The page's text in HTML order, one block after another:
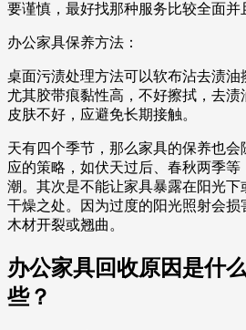
要谨慎，最好找那种服务比较全面并
办公家具保养方法：
桌面污渍处理方法可以软布沾去渍油
尤其胶带痕黏性高，不好擦拭，去
皮肤不好，应避免长期接触。
天有四个季节，那么家具的保养也
应的策略，如伏天过后、春秋两季
潮。其次是不能让家具暴露在阳光下
干燥之处。因为过度的阳光照射会
木材开裂或翘曲。
办公家具回收原因是什
些？